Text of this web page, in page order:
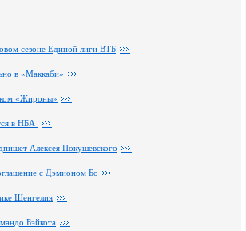
сезоне Единой лиги ВТБ
в «Маккаби»
«Жироны»
в НБА
Алексея Покушевского
с Дэмионом Бо
Шенгелия
Бэйкота